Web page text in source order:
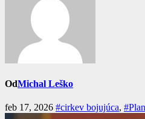
OdMichal Leško
feb 17, 2026 #cirkev bojujúca,